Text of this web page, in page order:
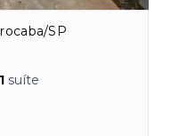
SP
1 suíte